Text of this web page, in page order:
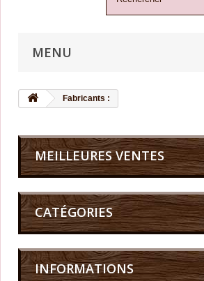
MENU
Fabricants :
MEILLEURES VENTES
CATÉGORIES
INFORMATIONS